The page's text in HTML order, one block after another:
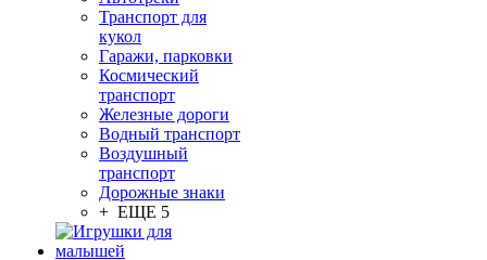
Транспорт для
кукол
Гаражи, парковки
Космический
транспорт
Железные дороги
Водный транспорт
Воздушный
транспорт
Дорожные знаки
+ ЕЩЕ 5